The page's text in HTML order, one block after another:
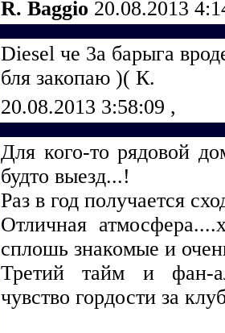
R. Baggio 20.08.2013
Diеsеl че 3а барыга
бля закопаю )( К.
20.08.2013 3:58:09 ,
Для кого-то рядовой
будто выезд...!
Раз в год получается
Отличная
сплошь знакомые и
Третий тайм и фан-
чувство гордости за